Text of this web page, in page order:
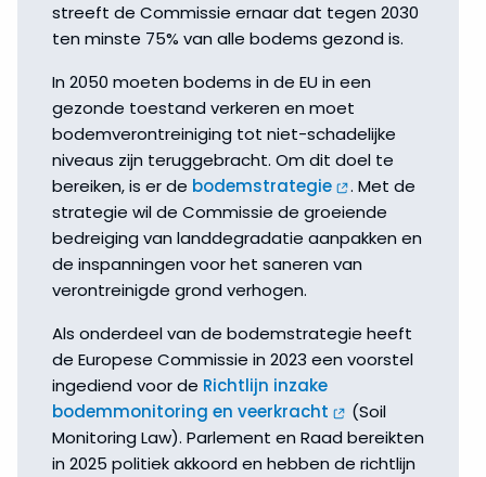
streeft de Commissie ernaar dat tegen 2030
ten minste 75% van alle bodems gezond is.
In 2050 moeten bodems in de EU in een
gezonde toestand verkeren en moet
bodemverontreiniging tot niet-schadelijke
niveaus zijn teruggebracht. Om dit doel te
bereiken, is er de bodemstrategie
. Met de
strategie wil de Commissie de groeiende
bedreiging van landdegradatie aanpakken en
de inspanningen voor het saneren van
verontreinigde grond verhogen.
Als onderdeel van de bodemstrategie heeft
de Europese Commissie in 2023 een voorstel
ingediend voor de Richtlijn inzake
bodemmonitoring en veerkracht
(Soil
Monitoring Law). Parlement en Raad bereikten
in 2025 politiek akkoord en hebben de richtlijn